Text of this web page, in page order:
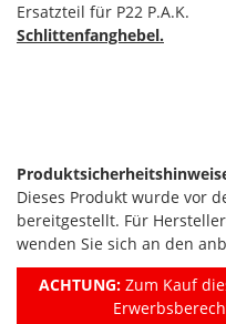
Ersatzteil für P22 P.A.K.
Schlittenfanghebel.
Dieses Produkt wurde vor
bereitgestellt. Für
wenden Sie sich an den
ACHTUNG:Zum Kauf